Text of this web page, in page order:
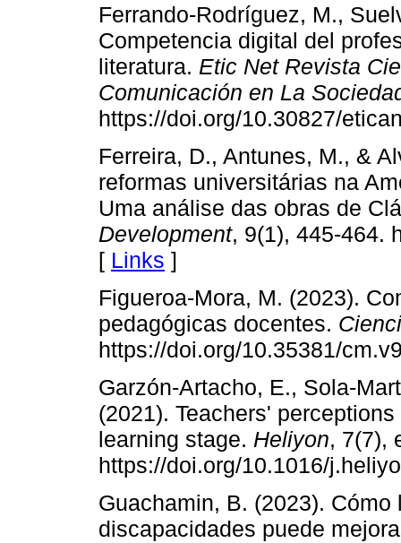
Ferrando-Rodríguez, M.,
Competencia digital del
literatura. Etic Net Revista
Comunicación en La
https://doi.org/10.30827/
Ferreira, D., Antunes, M., &
reformas universitárias na
Uma análise das obras de
Development, 9(1), 445-464.
[ Links ]
Figueroa-Mora, M. (2023).
pedagógicas docentes.
https://doi.org/10.35381/
Garzón-Artacho, E., Sola-
(2021). Teachers'
learning stage. Heliyon, 7(7),
https://doi.org/10.1016/
Guachamin, B. (2023).
discapacidades puede